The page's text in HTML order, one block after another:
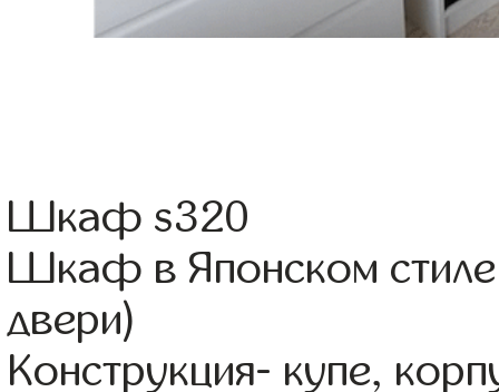
Шкаф s320
Шкаф в Японском стиле
двери)
Конструкция- купе,